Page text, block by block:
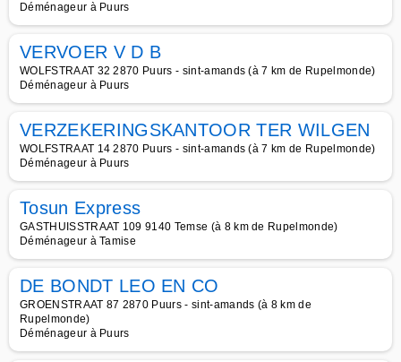
Déménageur à Puurs
VERVOER V D B
WOLFSTRAAT 32 2870 Puurs - sint-amands (à 7 km de Rupelmonde)
Déménageur à Puurs
VERZEKERINGSKANTOOR TER WILGEN
WOLFSTRAAT 14 2870 Puurs - sint-amands (à 7 km de Rupelmonde)
Déménageur à Puurs
Tosun Express
GASTHUISSTRAAT 109 9140 Temse (à 8 km de Rupelmonde)
Déménageur à Tamise
DE BONDT LEO EN CO
GROENSTRAAT 87 2870 Puurs - sint-amands (à 8 km de
Rupelmonde)
Déménageur à Puurs